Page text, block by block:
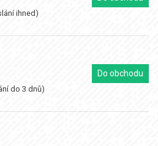
ihned)
do 3 dnů)
Do obchodu